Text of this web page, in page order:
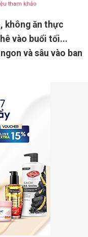
tham khảo
không ăn thực
vào buổi tối...
và sâu vào ban